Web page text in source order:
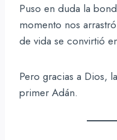
Puso en duda la
momento nos
de vida se convirtió
Pero gracias a Dios,
primer Adán.